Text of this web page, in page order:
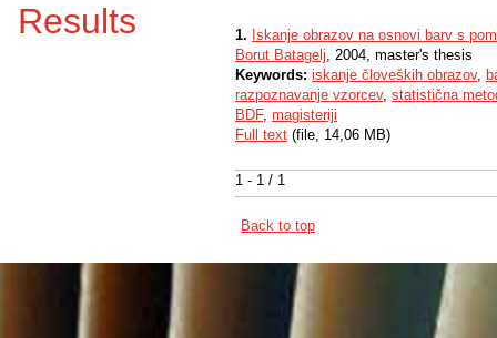
Results
1 - 1 / 1
1. Iskanje obrazov na osnovi barv s
Borut Batagelj, 2004, master's thesis
Keywords: iskanje človeških obrazov,
razpoznavanje vzorcev, statistična
BDF, magisteriji
Full text (file, 14,06 MB)
Back to top